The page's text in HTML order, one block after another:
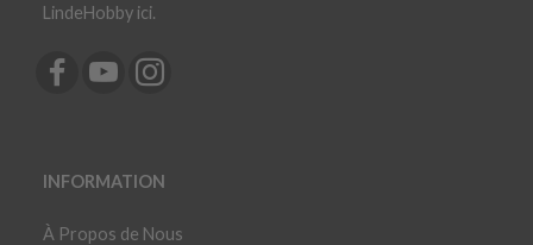
LindeHobby ici.
INFORMATION
À Propos de Nous